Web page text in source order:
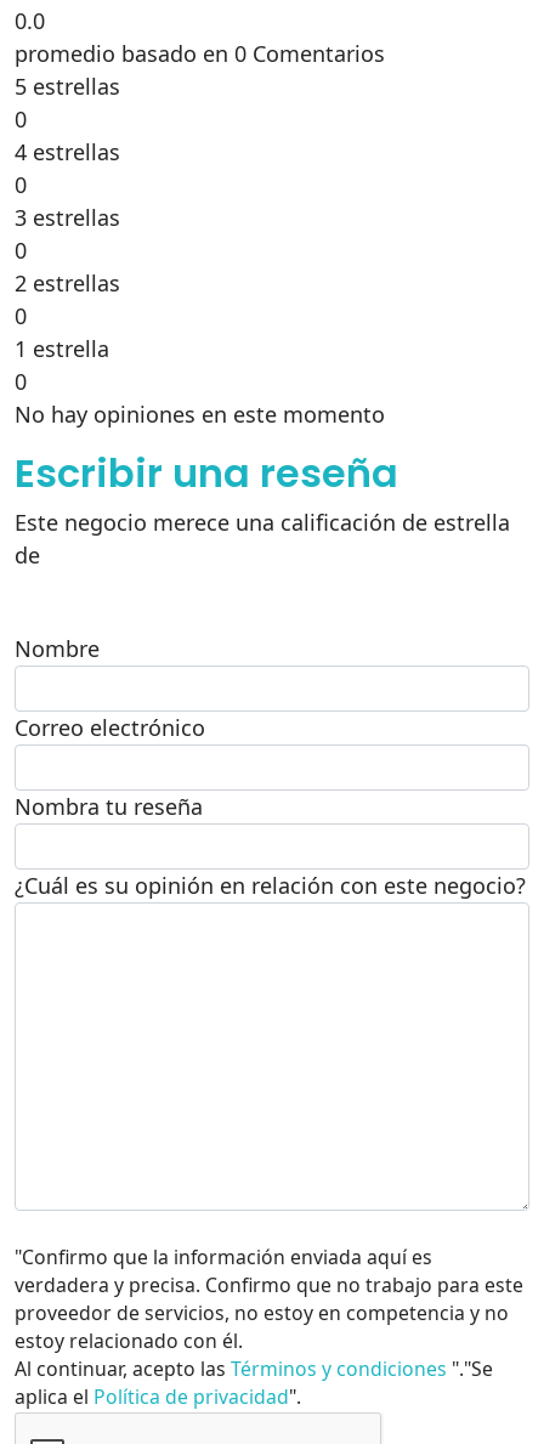
0.0
promedio basado en 0 Comentarios
5 estrellas
0
4 estrellas
0
3 estrellas
0
2 estrellas
0
1 estrella
0
No hay opiniones en este momento
Escribir una reseña
Este negocio merece una calificación de estrella
de
Nombre
Correo electrónico
Nombra tu reseña
¿Cuál es su opinión en relación con este negocio?
"Confirmo que la información enviada aquí es
verdadera y precisa. Confirmo que no trabajo para este
proveedor de servicios, no estoy en competencia y no
estoy relacionado con él.
Al continuar, acepto las Términos y condiciones "."Se
aplica el Política de privacidad".